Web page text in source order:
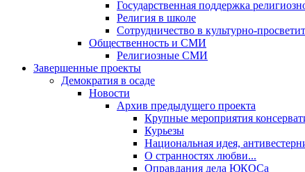
Государственная поддержка
Религия в школе
Сотрудничество в культурно-
Общественность и СМИ
Религиозные СМИ
Завершенные проекты
Демократия в осаде
Новости
Архив предыдущего проекта
Крупные мероприятия
Курьезы
Национальная идея,
О странностях любви...
Оправдания дела ЮКОСа